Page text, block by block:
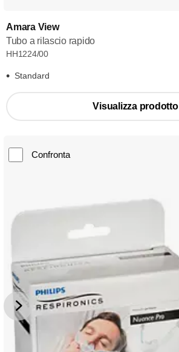
Amara View
Tubo a rilascio rapido
HH1224/00
Standard
Visualizza prodotto
Confronta